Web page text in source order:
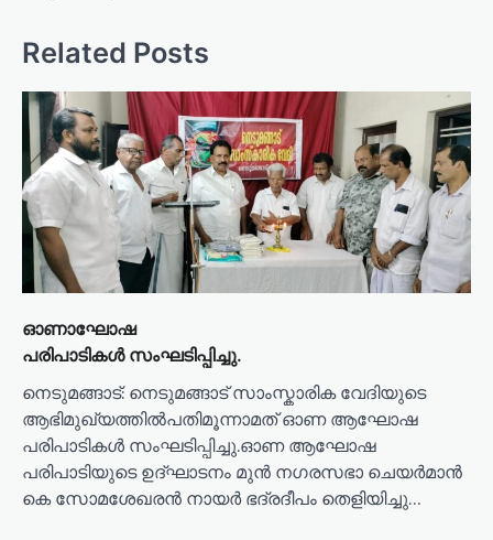
n
a
v
g
a
t
n
Related Posts
ഓണാഘോഷ
പരിപാടികൾ സംഘടിപ്പിച്ചു.
നെടുമങ്ങാട്: നെടുമങ്ങാട് സാംസ്കാരിക വേദിയുടെ
ആഭിമുഖ്യത്തിൽപതിമൂന്നാമത് ഓണ ആഘോഷ
പരിപാടികൾ സംഘടിപ്പിച്ചു.ഓണ ആഘോഷ
പരിപാടിയുടെ ഉദ്ഘാടനം മുൻ നഗരസഭാ ചെയർമാൻ
കെ സോമശേഖരൻ നായർ ഭദ്രദീപം തെളിയിച്ചു…